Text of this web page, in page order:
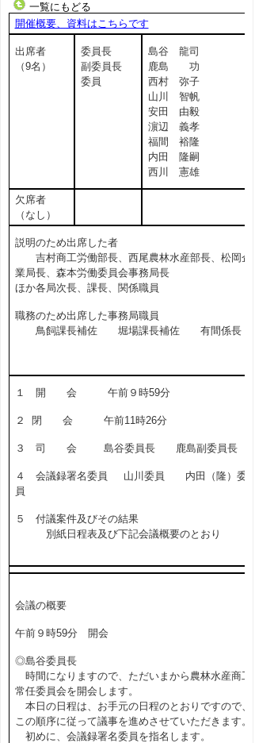
一覧にもどる
開催概要、資料はこちらです
出席者
（9名）
委員長
副委員長
委員
島谷 龍司
鹿島 功
西村 弥子
山川 智帆
安田 由毅
濵辺 義孝
福間 裕隆
内田 隆嗣
西川 憲雄
欠席者
（なし）
説明のため出席した者
吉村商工労働部長、西尾農林水産部長、松岡企
業局長、森本労働委員会事務局長
ほか各局次長、課長、関係職員
職務のため出席した事務局職員
鳥飼課長補佐 堀場課長補佐 有間係長
１ 開 会 午前９時59分
２ 閉 会 午前11時26分
３ 司 会 島谷委員長 鹿島副委員長
４ 会議録署名委員 山川委員 内田（隆）委
員
５ 付議案件及びその結果
別紙日程表及び下記会議概要のとおり
会議の概要
午前９時59分 開会
◎島谷委員長
時間になりますので、ただいまから農林水産商工
常任委員会を開会します。
本日の日程は、お手元の日程のとおりですので、
この順序に従って議事を進めさせていただきます。
初めに、会議録署名委員を指名します。